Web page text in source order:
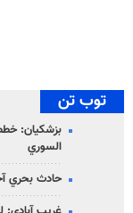
توب تن
السوري
حادث بحري